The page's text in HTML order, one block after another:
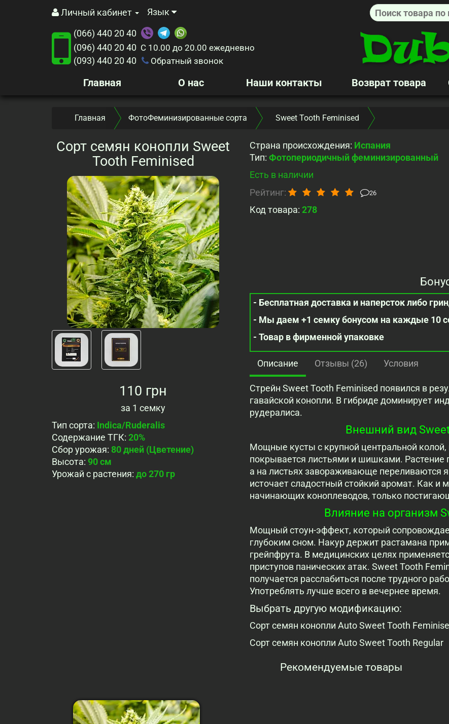
Личный кабинет Язык
(066) 440 20 40
(096) 440 20 40 С 10.00 до 20.00 ежедневно
(093) 440 20 40 Обратный звонок
Главная О нас Наши контакты Возврат товара
Главная ФотоФеминизированные сорта Sweet Tooth Feminised
Сорт семян конопли Sweet
Tooth Feminised
110 грн
за 1 семку
Тип сорта: Indica/Ruderalis
Содержание ТГК: 20%
Сбор урожая: 80 дней (Цветение)
Высота: 90 см
Урожай с растения: до 270 гр
Страна происхождения: Испания
Тип: Фотопериодичный феминизированный
Есть в наличии
Рейтинг:
26
Код товара: 278
- Бесплатная доставка и наперсток либо
- Мы даем +1 семку бонусом на каждые 10
- Товар в фирменной упаковке
Описание Отзывы (26) Условия
Стрейн Sweet Tooth Feminised появился в
гавайской конопли. В гибриде доминирует
рудералиса.
Внешний вид
Мощные кусты с крупной центральной колой,
покрывается листьями и шишками. Растение
а на листьях завораживающе переливаются
источает сладостный стойкий аромат. Как и
начинающих коноплеводов, только
Влияние на организм
Мощный стоун-эффект, который
глубоким сном. Накур держит растамана
грейпфрута. В медицинских целях
приступов панических атак. Sweet Tooth
получается расслабиться после трудного
Употреблять лучше всего в вечернее время.
Выбрать другую модификацию:
Сорт семян конопли Auto Sweet Tooth
Сорт семян конопли Auto Sweet Tooth Regular
Рекомендуемые товары